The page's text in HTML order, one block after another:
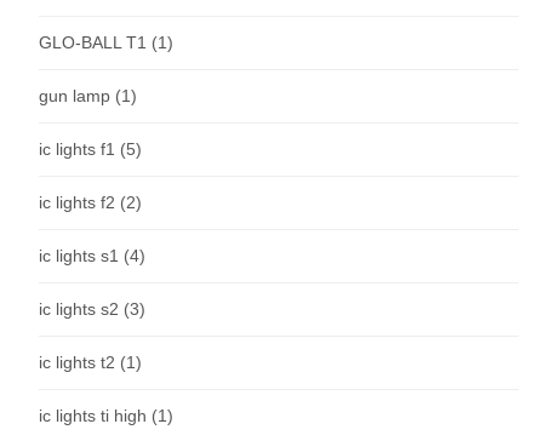
GLO-BALL T1 (1)
gun lamp (1)
ic lights f1 (5)
ic lights f2 (2)
ic lights s1 (4)
ic lights s2 (3)
ic lights t2 (1)
ic lights ti high (1)